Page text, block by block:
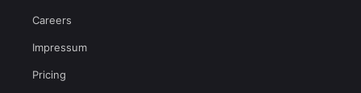
Careers
Impressum
Pricing